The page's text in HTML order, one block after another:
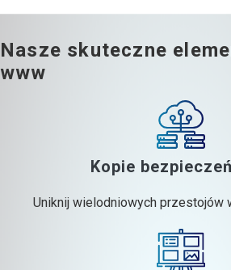
Nasze skuteczne
www
Kopie
Uniknij wielodniowych przestojów